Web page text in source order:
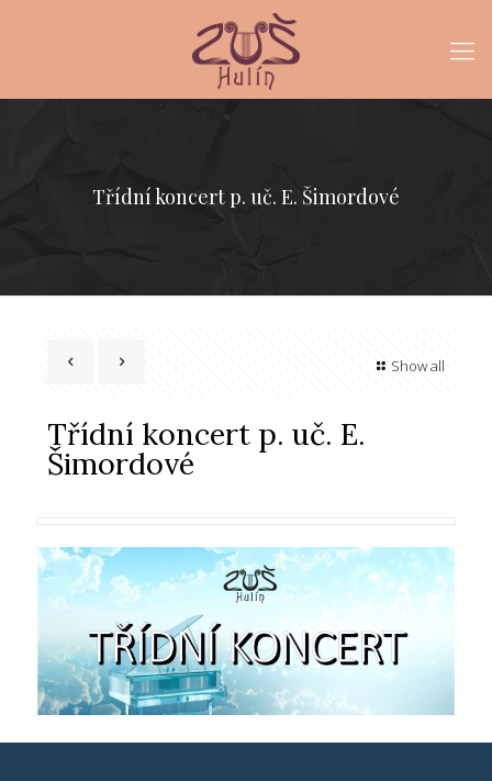
Třídní koncert p. uč. E. Šimordové
Show all
Třídní koncert p. uč. E.
Šimordové